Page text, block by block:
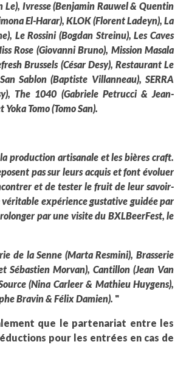
Le), Ivresse (Benjamin Rauwel & Quentin
El-Harar), KLOK (Florent Ladeyn), La
Le Rossini (Bogdan Streinu), Les Caves
Rose (Giovanni Bruno), Mission Masala
Brussels (César Desy), Restaurant Le
Sablon (Baptiste Villanneau), SERRA
The 1040 (Gabriele Petrucci & Jean-
Tomo (Tomo San).
production artisanale et les bières craft.
pas sur leursacquis et font évoluer
et de tester le fruit de leur savoir-
véritable expérience gustative guidée par
par une visite du BXLBeerFest, le
de la Senne (Marta Resmini), Brasserie
Sébastien Morvan), Cantillon (Jean Van
(Nina Carleer & Mathieu Huygens),
Bravin & FélixDamien). "
que le partenariat entre les
pour les entrées en cas de